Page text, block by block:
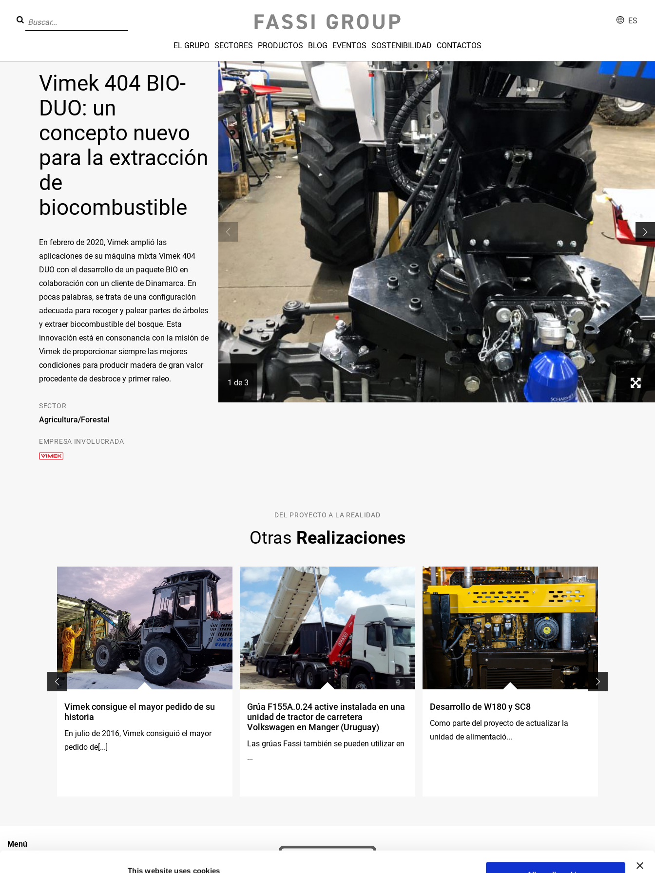
This website uses cookies
EL GRUPO SECTORES PRODUCTOS BLOG EVENTOS SOSTENIBILIDAD CONTACTOS
ES
Vimek 404 BIO-
DUO: un
concepto nuevo
para la extracción
de
biocombustible
En febrero de 2020, Vimek amplió las
aplicaciones de su máquina mixta Vimek 404
DUO con el desarrollo de un paquete BIO en
colaboración con un cliente de Dinamarca. En
pocas palabras, se trata de una configuración
adecuada para recoger y palear partes de árboles
y extraer biocombustible del bosque. Esta
innovación está en consonancia con la misión de
Vimek de proporcionar siempre las mejores
condiciones para producir madera de gran valor
procedente de desbroce y primer raleo.
SECTOR
Agricultura/Forestal
EMPRESA INVOLUCRADA
1 de 3
DEL PROYECTO A LA REALIDAD
Otras Realizaciones
Vimek consigue el mayor pedido de su
historia
En julio de 2016, Vimek consiguió el mayor
pedido de[...]
Grúa F155A.0.24 active instalada en una
unidad de tractor de carretera
Volkswagen en Manger (Uruguay)
Las grúas Fassi también se pueden utilizar en
...
Desarrollo de W180 y SC8
Como parte del proyecto de actualizar la
unidad de alimentació...
Menú